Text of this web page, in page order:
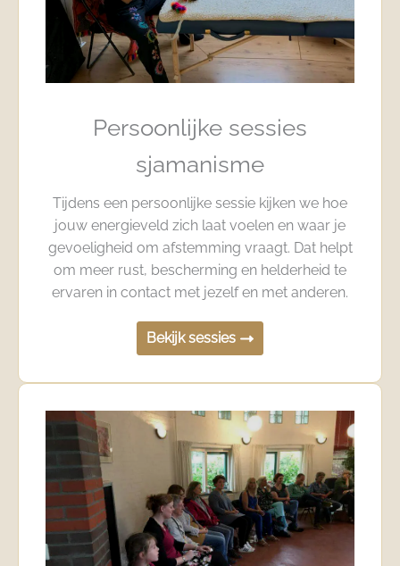
Persoonlijke sessies
sjamanisme
Tijdens een persoonlijke sessie kijken we hoe
jouw energieveld zich laat voelen en waar je
gevoeligheid om afstemming vraagt. Dat helpt
om meer rust, bescherming en helderheid te
ervaren in contact met jezelf en met anderen.
Bekijk sessies